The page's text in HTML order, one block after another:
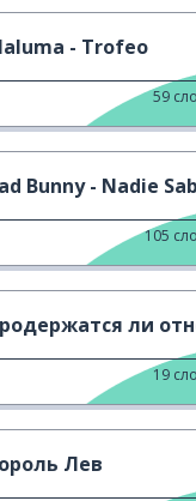
- Trofeo
59
Bunny - Nadie
105
ли
19
Лев